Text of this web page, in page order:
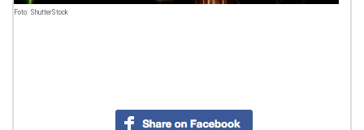
Foto: ShutterStock